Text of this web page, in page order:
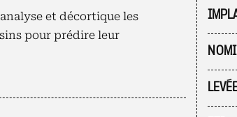
et décortique les
pour prédire leur